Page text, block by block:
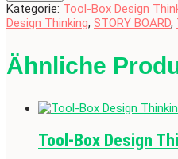
Kategorie: Tool-Box Design
Design Thinking, STORY BOARD,
Ähnliche
Tool-Box Design